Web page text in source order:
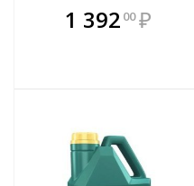
1 392 00 ₽
В комплекте
всегда выгоднее!